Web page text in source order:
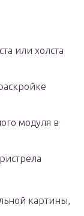
или холста
модуля в
картины,